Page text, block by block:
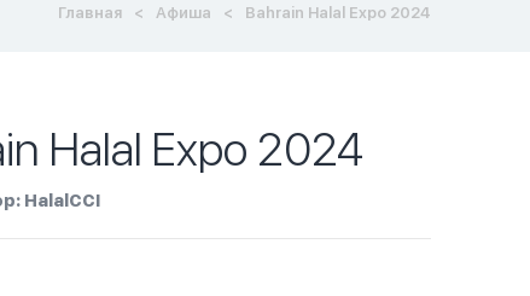
Главная Афиша Bahrain Halal Expo 2024
Halal Expo 2024
HalalCCI